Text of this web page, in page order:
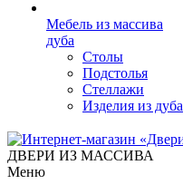
Мебель из массива
дуба
Столы
Подстолья
Стеллажи
Изделия из дуба
ДВЕРИ ИЗ МАССИВА
Меню